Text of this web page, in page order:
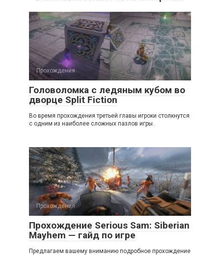
Прохождения
Головоломка с ледяным кубом во
дворце Split Fiction
Во время прохождения третьей главы игроки столкнутся
с одним из наиболее сложных пазлов игры.
Прохождения
Прохождение Serious Sam: Siberian
Mayhem — гайд по игре
Предлагаем вашему вниманию подробное прохождение